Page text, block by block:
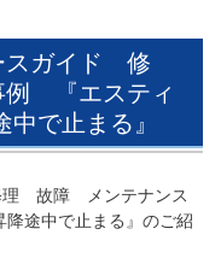
スガイド 修
『エスティ
で止まる』
理 故障 メンテナンス
途中で止まる』のご紹